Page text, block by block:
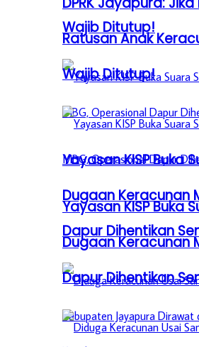
Wajib Ditutup!
Yayasan KISP Buka
Dugaan Keracunan
Dapur Dihentikan
Ratusan Anak
Wajib Ditutup!
Yayasan KISP Buka
Dugaan Keracunan
Dapur Dihentikan